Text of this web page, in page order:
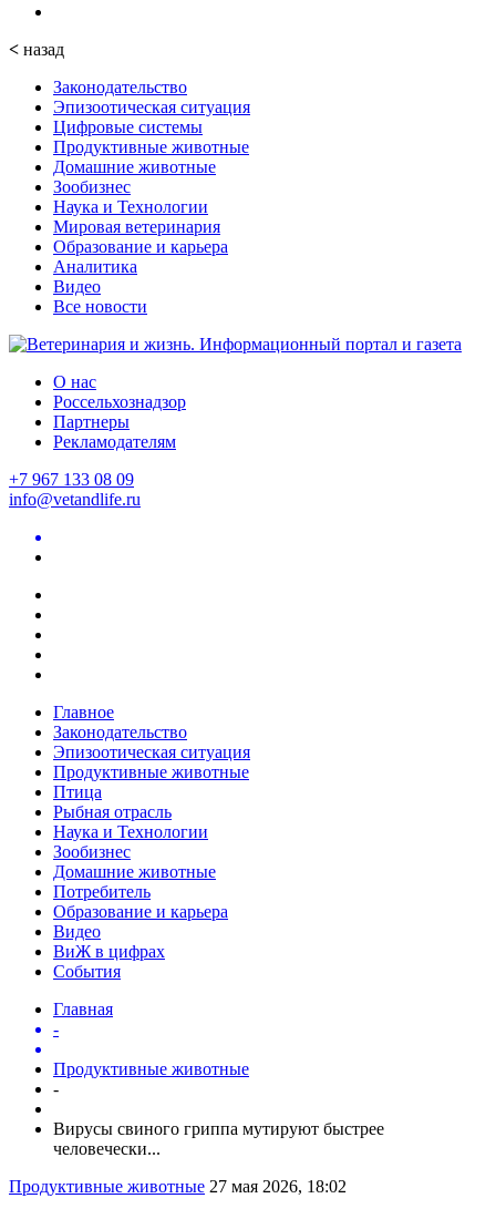
< назад
Законодательство
Эпизоотическая ситуация
Цифровые системы
Продуктивные животные
Домашние животные
Зообизнес
Наука и Технологии
Мировая ветеринария
Образование и карьера
Аналитика
Видео
Все новости
О нас
Россельхознадзор
Партнеры
Рекламодателям
+7 967 133 08 09
info@vetandlife.ru
Главное
Законодательство
Эпизоотическая ситуация
Продуктивные животные
Птица
Рыбная отрасль
Наука и Технологии
Зообизнес
Домашние животные
Потребитель
Образование и карьера
Видео
ВиЖ в цифрах
События
Главная
-
Продуктивные животные
-
Вирусы свиного гриппа мутируют быстрее
человечески...
Продуктивные животные 27 мая 2026, 18:02